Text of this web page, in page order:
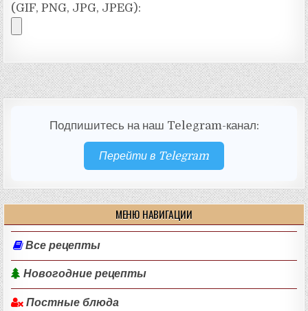
(GIF, PNG, JPG, JPEG):
Подпишитесь на наш Telegram-канал:
Перейти в Telegram
МЕНЮ НАВИГАЦИИ
Все рецепты
Новогодние рецепты
Постные блюда